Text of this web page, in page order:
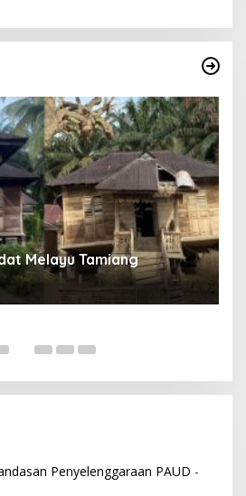
Melayu Tamiang
Penyelenggaraan PAUD -